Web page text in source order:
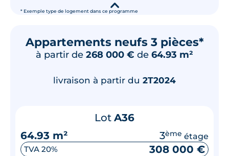
* Exemple type de logement dans ce programme
▾
Appartements neufs 3 pièces*
à partir de 268 000 € de 64.93 m²
livraison à partir du 2T2024
Lot A36
64.93 m²
3ème étage
TVA 20% 308 000 €